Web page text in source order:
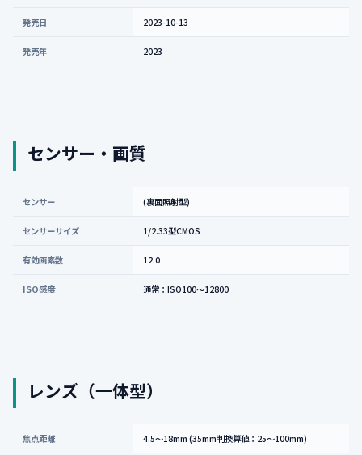
発売日 2023-10-13
発売年 2023
センサー・画質
センサー (裏面照射型)
センサーサイズ 1/2.33型CMOS
有効画素数 12.0
ISO感度 通常：ISO100〜12800
レンズ（一体型）
焦点距離 4.5〜18mm (35mm判換算値：25〜100mm)